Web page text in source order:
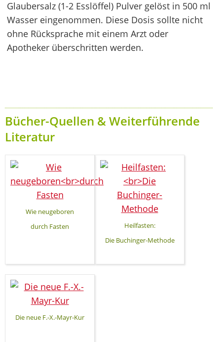
Glaubersalz (1-2 Esslöffel) Pulver gelöst in 500 ml
Wasser eingenommen. Diese Dosis sollte nicht
ohne Rücksprache mit einem Arzt oder
Apotheker überschritten werden.
Bücher-Quellen & Weiterführende
Literatur
Wie neugeboren
durch Fasten
Heilfasten:
Die Buchinger-Methode
Die neue F.-X.-Mayr-Kur